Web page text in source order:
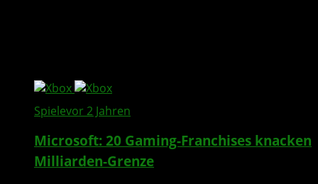
Spielevor 2 Jahren
Microsoft: 20 Gaming-Franchises knacken
Milliarden-Grenze